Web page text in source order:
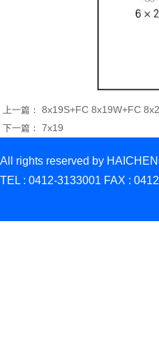
上一篇： 8x19S+FC 8x19W+FC
下一篇： 7x19
All rights reserved by
TEL : 0412-3133001 FAX :